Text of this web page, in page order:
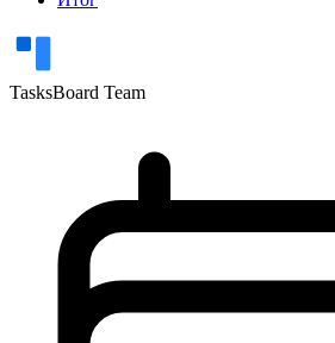
TasksBoard Team